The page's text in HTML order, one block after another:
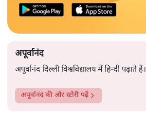
अपूर्वानंद
अपूर्वानंद दिल्ली विश्वविद्यालय में हिन्दी पढ़ाते हैं।
अपूर्वानंदकी और स्टोरी पढ़ें